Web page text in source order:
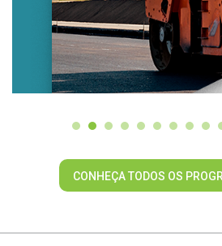
CONHEÇA TODOS OS